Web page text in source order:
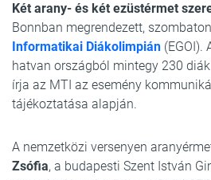
Két arany- és két ezüstérmet
Bonnban megrendezett,
Informatikai Diákolimpián (EGOI).
hatvan országból mintegy 230
írja az MTI az esemény
tájékoztatása alapján.
A nemzetközi versenyen
Zsófia, a budapesti Szent István